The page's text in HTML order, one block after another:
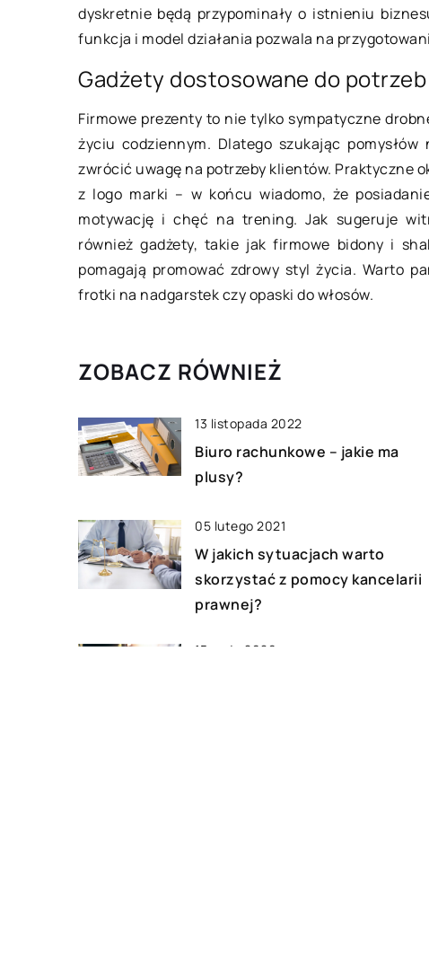
dyskretnie będą przypominały o istnieniu
funkcja i model działania pozwala na
Gadżety dostosowane do potrzeb
Firmowe prezenty to nie tylko sympatyczne
życiu codziennym. Dlatego szukając
zwrócić uwagę na potrzeby klientów. Praktyczne
z logo marki – w końcu wiadomo, że
motywację i chęć na trening. Jak sugeruje
również gadżety, takie jak firmowe bidony i
pomagają promować zdrowy styl życia. Warto
frotki na nadgarstek czy opaski do włosów.
ZOBACZ RÓWNIEŻ
13 listopada 2022
Biuro rachunkowe – jakie ma
plusy?
05 lutego 2021
W jakich sytuacjach warto
skorzystać z pomocy kancelarii
prawnej?
15 maja 2020
sposób dbać o wygląd
rodzajów obuwia?
się, że wygląd obuwia wiele
o jego właścicielu.
zadbane i czyste buty
w jakimś stopniu świadczyć […]
Dlaczego warto
oryginalne części do
Oryginały, a
urządzenie
niektóre elementy
długotrwałego
uszkodzeniu bądź
eksploatacyjnemu.